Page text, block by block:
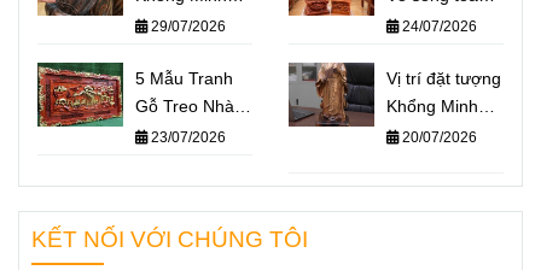
giá bao nhiêu?
mẫu tượng
Khổng Minh
nổi bật nhất
29/07/2026
Khổng Minh –
nghĩa và cách
đặt trên bàn
làm việc
24/07/2026
5 Mẫu Tranh
Gỗ Treo Nhà
Thờ Họ Ý
2026
23/07/2026
Vị trí đặt tượng
Khổng Minh
chuẩn phong
gian nào giúp
“quân sư” hỗ
20/07/2026
KẾT NỐI VỚI CHÚNG TÔI